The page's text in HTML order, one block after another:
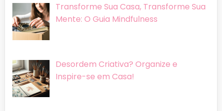
Transforme Sua Casa, Transforme Sua
Mente: O Guia Mindfulness
Desordem Criativa? Organize e
Inspire-se em Casa!